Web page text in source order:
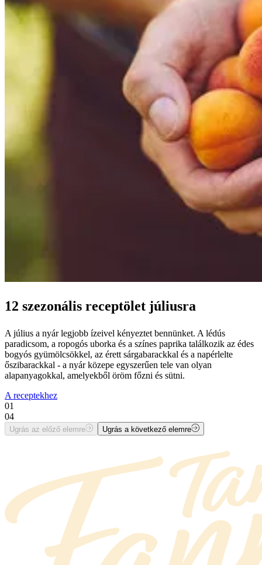
12 szezonális receptölet júliusra
A július a nyár legjobb ízeivel kényeztet bennünket. A lédús
paradicsom, a ropogós uborka és a színes paprika találkozik az édes
bogyós gyümölcsökkel, az érett sárgabarackkal és a napérlelte
őszibarackkal - a nyár közepe egyszerűen tele van olyan
alapanyagokkal, amelyekből öröm főzni és sütni.
A receptekhez
01
04
Ugrás az előző elemre Ugrás a következő elemre